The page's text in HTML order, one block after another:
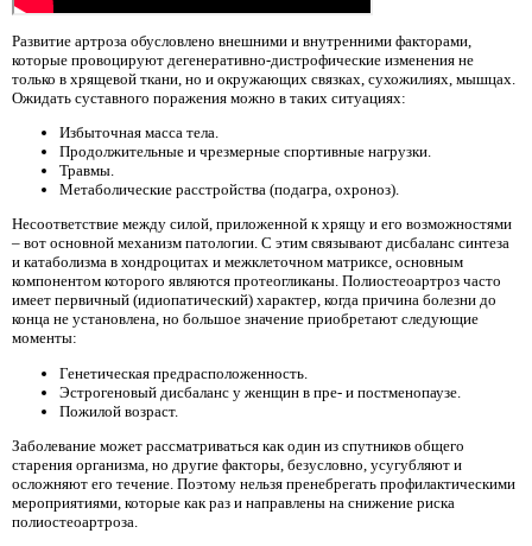
Развитие артроза обусловлено внешними и внутренними факторами,
которые провоцируют дегенеративно-дистрофические изменения не
только в хрящевой ткани, но и окружающих связках, сухожилиях, мышцах.
Ожидать суставного поражения можно в таких ситуациях:
Избыточная масса тела.
Продолжительные и чрезмерные спортивные нагрузки.
Травмы.
Метаболические расстройства (подагра, охроноз).
Несоответствие между силой, приложенной к хрящу и его возможностями
– вот основной механизм патологии. С этим связывают дисбаланс синтеза
и катаболизма в хондроцитах и межклеточном матриксе, основным
компонентом которого являются протеогликаны. Полиостеоартроз часто
имеет первичный (идиопатический) характер, когда причина болезни до
конца не установлена, но большое значение приобретают следующие
моменты:
Генетическая предрасположенность.
Эстрогеновый дисбаланс у женщин в пре- и постменопаузе.
Пожилой возраст.
Заболевание может рассматриваться как один из спутников общего
старения организма, но другие факторы, безусловно, усугубляют и
осложняют его течение. Поэтому нельзя пренебрегать профилактическими
мероприятиями, которые как раз и направлены на снижение риска
полиостеоартроза.